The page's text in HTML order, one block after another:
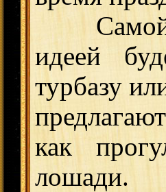
Самой
идеей
турбазу
как